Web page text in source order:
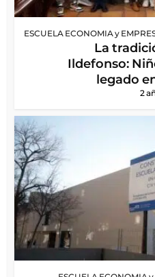
ESCUELA ECONOMIA y
La
Ildefonso:
legado
2